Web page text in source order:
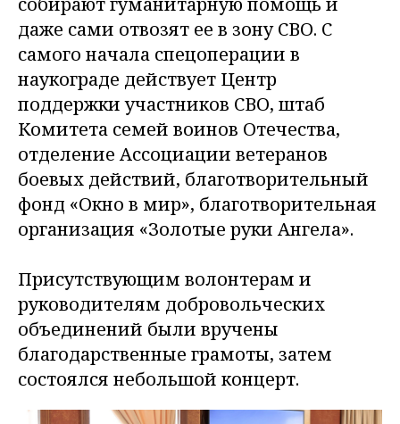
даже сами отвозят ее в зону СВО. С
самого начала спецоперации в
наукограде действует Центр
поддержки участников СВО, штаб
Комитета семей воинов Отечества,
отделение Ассоциации ветеранов
боевых действий, благотворительный
фонд «Окно в мир», благотворительная
организация «Золотые руки Ангела».
Присутствующим волонтерам и
руководителям добровольческих
объединений были вручены
благодарственные грамоты, затем
состоялся небольшой концерт.